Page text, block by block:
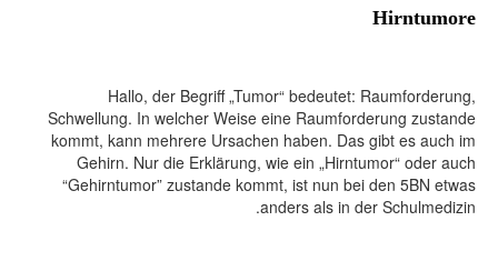
Hirntumore
Hallo, der Begriff „Tumor“ bedeutet: Raumforderung,
Schwellung. In welcher Weise eine Raumforderung zustande
kommt, kann mehrere Ursachen haben. Das gibt es auch im
Gehirn. Nur die Erklärung, wie ein „Hirntumor“ oder auch
“Gehirntumor” zustande kommt, ist nun bei den 5BN etwas
anders als in der Schulmedizin.